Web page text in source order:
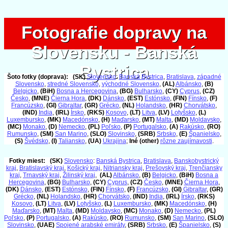
Fotografie dopravy na
Slovensku - Banská
Bystrica
Fotografie dopravy na
Slovensku - Banská
Bystrica
Šoto fotky (doprava): (SK) Slovensko:Banská Bystrica, Bratislava, západné
Slovensko, stredné Slovensko, východné Slovensko, (AL)Albánsko, (B)
Belgicko, (BiH) Bosna a Hercegovina, (BG) Bulharsko, (CY) Cyprus, (CZ)
Česko, (MNE) Čierna Hora, (DK) Dánsko, (EST) Estónsko, (FIN) Fínsko, (F)
Francúzsko, (GI) Gibraltar, (GR) Grécko, (NL) Holandsko, (HR) Chorvátsko,
(IND) India, (IRL) Írsko, (RKS) Kosovo, (LT) Litva, (LV) Lotyšsko, (L)
Luxembursko, (MK) Macedónsko, (H) Maďarsko, (MT) Malta, (MD) Moldavsko,
(MC) Monako, (D) Nemecko, (PL) Poľsko, (P) Portugalsko, (A) Rakúsko, (RO)
Rumunsko, (SM) San Marino, (SLO) Slovinsko, (SRB) Srbsko, (E) Španielsko,
(S) Švédsko, (I) Taliansko, (UA) Ukrajina; Iné (other) rôzne zaujímavosti.
Fotky miest: (SK) Slovensko: Banská Bystrica, Bratislava, Banskobystrický
kraj, Bratislavský kraj, Košický kraj, Nitriansky kraj, Prešovský kraj, Trenčiansky
kraj, Trnavský kraj, Žilinský kraj, (AL)Albánsko, (B) Belgicko, (BiH) Bosna a
Hercegovina, (BG) Bulharsko, (CY) Cyprus, (CZ) Česko, (MNE) Čierna Hora,
(DK) Dánsko, (EST) Estónsko, (FIN) Fínsko, (F) Francúzsko, (GI) Gibraltar, (GR)
Grécko, (NL) Holandsko, (HR) Chorvátsko, (IND) India, (IRL) Írsko, (RKS)
Kosovo, (LT) Litva, (LV) Lotyšsko, (L) Luxembursko, (MK) Macedónsko, (H)
Maďarsko, (MT) Malta, (MD) Moldavsko, (MC) Monako, (D) Nemecko, (PL)
Poľsko, (P) Portugalsko, (A) Rakúsko, (RO) Rumunsko, (SM) San Marino, (SLO)
Slovinsko, (UAE) Spojené arabské emiráty, (SRB) Srbsko, (E) Španielsko, (S)